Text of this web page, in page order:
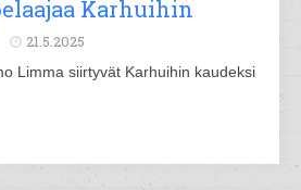
Karhuihin
21.5.2025
Limma siirtyvät Karhuihin kaudeksi